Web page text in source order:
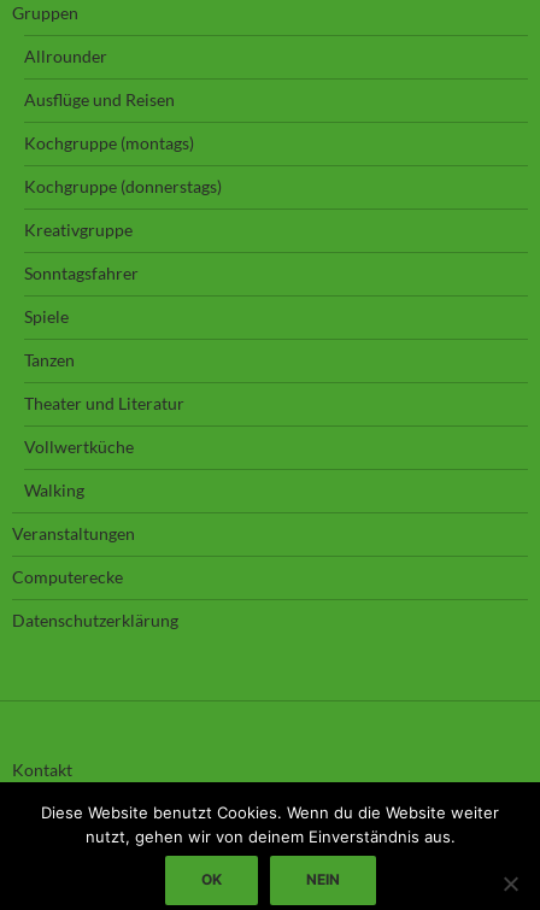
Gruppen
Allrounder
Ausflüge und Reisen
Kochgruppe (montags)
Kochgruppe (donnerstags)
Kreativgruppe
Sonntagsfahrer
Spiele
Tanzen
Theater und Literatur
Vollwertküche
Walking
Veranstaltungen
Computerecke
Datenschutzerklärung
Kontakt
Haftungsausschluss
Datenschutz
Diese Website benutzt Cookies. Wenn du die Website weiter
nutzt, gehen wir von deinem Einverständnis aus.
OK NEIN